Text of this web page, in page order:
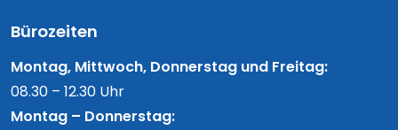
Bürozeiten
Montag, Mittwoch, Donnerstag und Freitag:
08.30 – 12.30 Uhr
Montag – Donnerstag: